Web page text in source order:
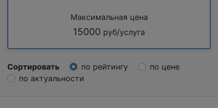
Максимальная цена
15000 руб/услуга
Сортировать по рейтингу
по цене
по актуальности